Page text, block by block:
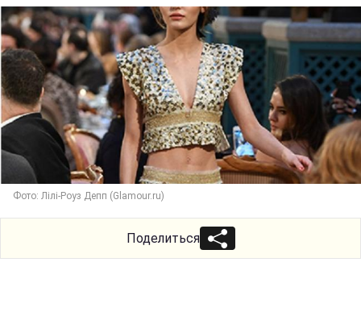
Фото: Лілі-Роуз Депп (Glamour.ru)
Поделиться